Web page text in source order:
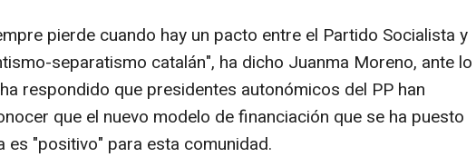
pierde cuando hay un pacto entre el Partido Socialista y
separatismo catalán", ha dicho Juanma Moreno, ante lo
respondido que presidentes autonómicos del PP han
que el nuevo modelo de financiación que se ha puesto
es "positivo" para esta comunidad.